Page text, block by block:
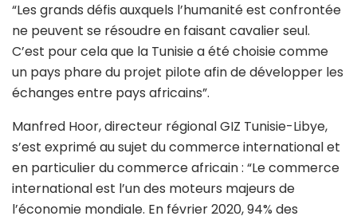
“Les grands défis auxquels l’humanité est confrontée
ne peuvent se résoudre en faisant cavalier seul.
C’est pour cela que la Tunisie a été choisie comme
un pays phare du projet pilote afin de développer les
échanges entre pays africains”.
Manfred Hoor, directeur régional GIZ Tunisie-Libye,
s’est exprimé au sujet du commerce international et
en particulier du commerce africain : “Le commerce
international est l’un des moteurs majeurs de
l’économie mondiale. En février 2020, 94% des